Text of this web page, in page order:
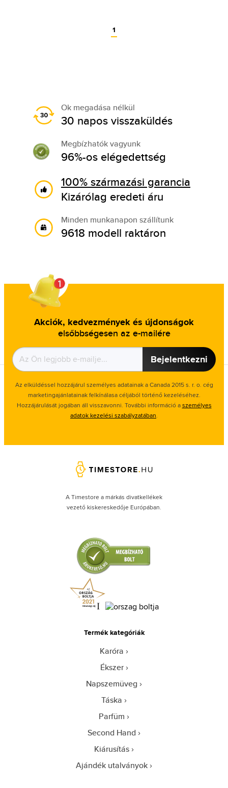
1
Ok megadása nélkül
30 napos visszaküldés
Megbízhatók vagyunk
96%-os elégedettség
100% származási garancia
Kizárólag eredeti áru
Minden munkanapon szállítunk
9618 modell raktáron
Akciók, kedvezmények és újdonságok
elsőbbségesen az e-mailére
Bejelentkezni
Az elküldéssel hozzájárul személyes adatainak a Canada 2015 s. r. o. cég
marketingajánlatainak felkínálasa céljából történő kezeléséhez.
Hozzájárulását jogában áll visszavonni. További információ aszemélyes
adatok kezelési szabályzatában.
A Timestore a márkás divatkellékek
vezető kiskereskedője Európában.
Termék kategóriák
Karóra
Ékszer
Napszemüveg
Táska
Parfüm
Second Hand
Kiárusítás
Ajándék utalványok